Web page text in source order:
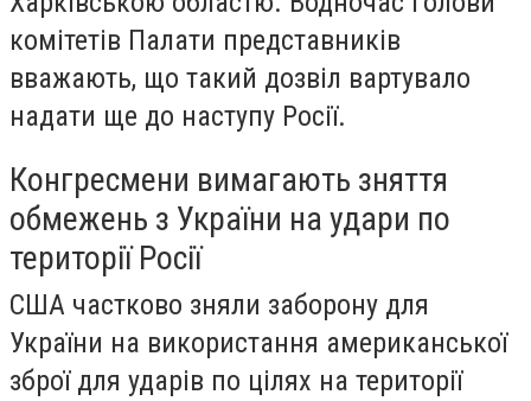
комітетів Палати представників
вважають, що такий дозвіл вартувало
надати ще до наступу Росії.
Конгресмени вимагають зняття
обмежень з України на удари по
території Росії
США частково зняли заборону для
України на використання американської
зброї для ударів по цілях на території